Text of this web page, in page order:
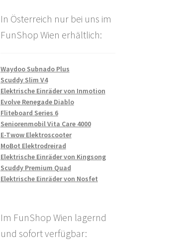
In Österreich nur bei uns im
FunShop Wien erhältlich:
Waydoo Subnado Plus
Scuddy Slim V4
Elektrische Einräder von Inmotion
Evolve Renegade Diablo
Fliteboard Series 6
Seniorenmobil Vita Care 4000
E-Twow Elektroscooter
MoBot Elektrodreirad
Elektrische Einräder von Kingsong
Scuddy Premium Quad
Elektrische Einräder von Nosfet
Im FunShop Wien lagernd
und sofort verfügbar: